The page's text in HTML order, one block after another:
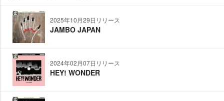
2025年10月29日リリース
JAMBO JAPAN
2024年02月07日リリース
HEY! WONDER